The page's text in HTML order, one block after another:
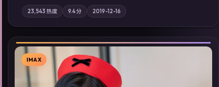
事主轴，两代人的执念在暴风雨夜正面相撞；摄影与配乐强化地
域气质；站内亦可通过「国产免费观看高清电视剧在线看」延展
检索同类型高分佳作，畅享高清在线追剧体验。
23,543 热度 9.4分 2019-12-16
IMAX